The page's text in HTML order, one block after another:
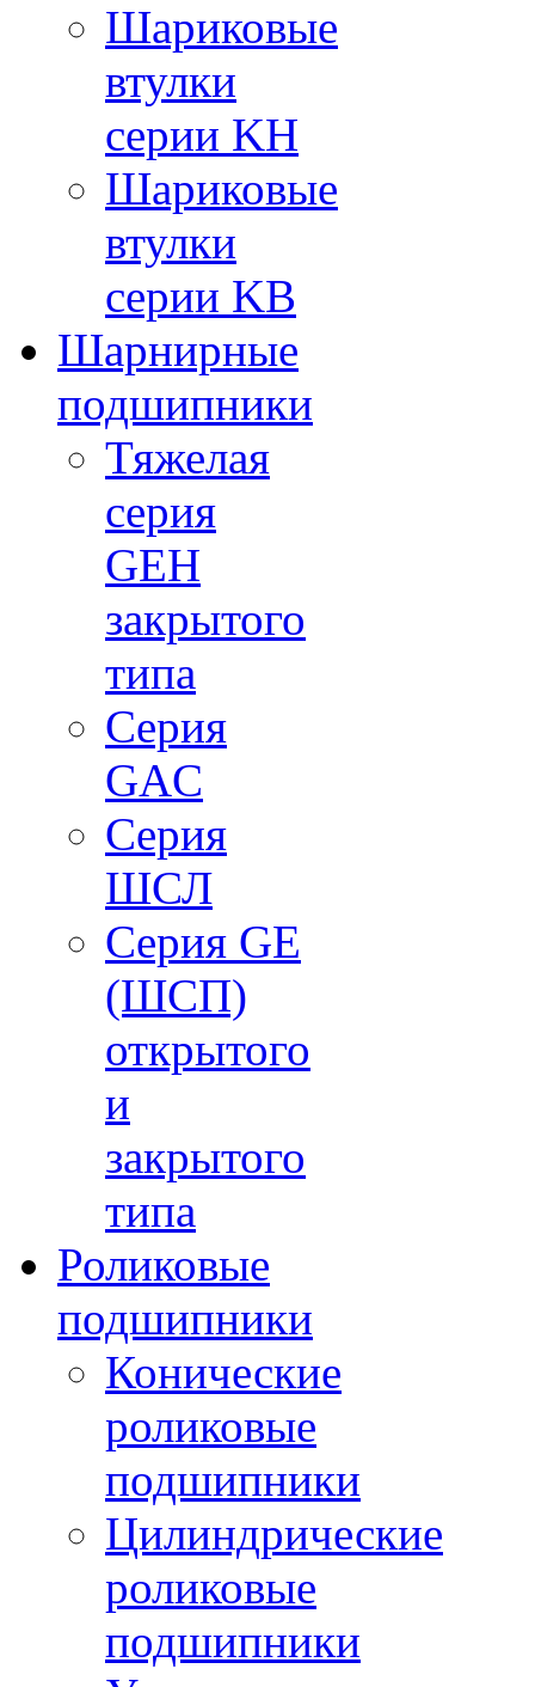
Шариковые
втулки
серии KH
Шариковые
втулки
серии KB
Шарнирные
подшипники
Тяжелая
серия
GEH
закрытого
типа
Серия
GAC
Cерия
ШСЛ
Серия GE
(ШСП)
открытого
и
закрытого
типа
Роликовые
подшипники
Конические
роликовые
подшипники
Цилиндрические
роликовые
подшипники